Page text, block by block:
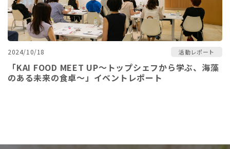
2024/10/18 活動レポート
「KAI FOOD MEET UP～トップシェフから学ぶ、海藻
のある未来の食卓～」イベントレポート